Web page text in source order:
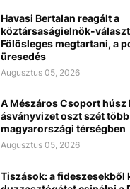
Havasi Bertalan reagált a
köztársaságielnök-
Fölösleges megtartani, a
üresedés
Augusztus 05, 2026
A Mészáros Csoport húsz
ásványvizet oszt szét több
magyarországi térségben
Augusztus 05, 2026
Tiszások: a fideszesekből